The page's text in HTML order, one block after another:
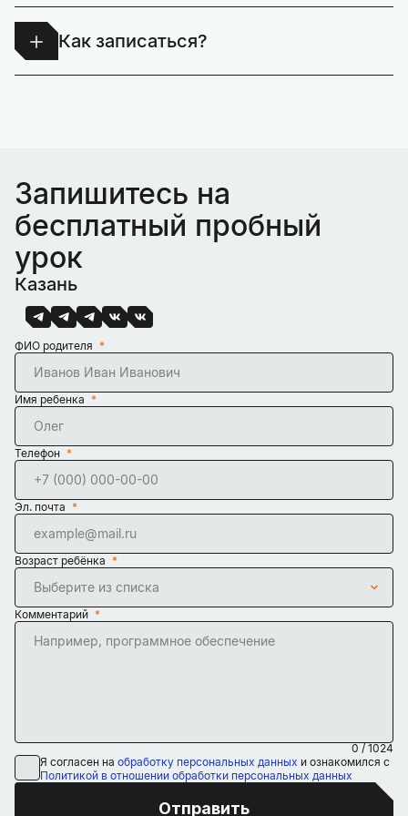
профориентационные встречи.
Как записаться?
Запишитесь на
бесплатный пробный
урок
Казань
ФИО родителя
Имя ребенка
Телефон
Эл. почта
Возраст ребёнка
Выберите из списка
Комментарий
0 / 1024
Я согласен на обработку персональных данных и ознакомился с
Политикой в отношении обработки персональных данных
Отправить